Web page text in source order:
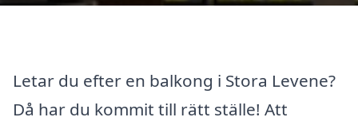
Letar du efter en balkong i Stora Levene?
Då har du kommit till rätt ställe! Att